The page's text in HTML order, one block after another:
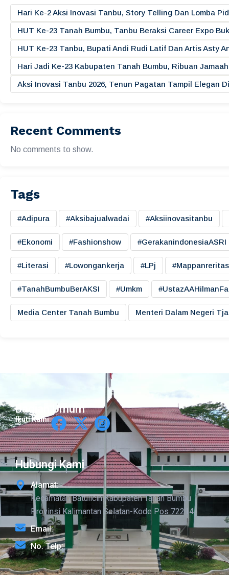
Hari Ke-2 Aksi Inovasi Tanbu, Story Telling Dan Lomba
HUT Ke-23 Tanah Bumbu, Tanbu Beraksi Career Expo
HUT Ke-23 Tanbu, Bupati Andi Rudi Latif Dan Artis Asty
Hari Jadi Ke-23 Kabupaten Tanah Bumbu, Ribuan
Aksi Inovasi Tanbu 2026, Tenun Pagatan Tampil Elegan
Recent Comments
No comments to show.
Tags
#adipura #aksibajualwadai #aksiinovasitanbu
#ekonomi #fashionshow #gerakanindonesiaASRI
#literasi #lowongankerja #LPj
#TanahBumbuBerAKSI #umkm
Media Center Tanah Bumbu Menteri Dalam Negeri
Bagian Umum
Ikuti Kami:
Hubungi Kami
Alamat:
Kecamatan Batulicin Kabupaten Tanah Bumbu
Provinsi Kalimantan Selatan-Kode Pos 72214
Email:
No. Telp: